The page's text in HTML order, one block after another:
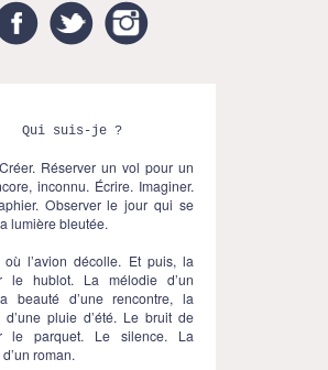
FacebookTwitter
Qui suis-je ?
Réserver un vol pour un
inconnu. Écrire. Imaginer.
Observer le jour qui se
lumière bleutée.
où l’avion décolle. Et puis, la
le hublot. La mélodie d’un
beauté d’une rencontre, la
d’une pluie d’été. Le bruit de
le parquet. Le silence. La
roman.